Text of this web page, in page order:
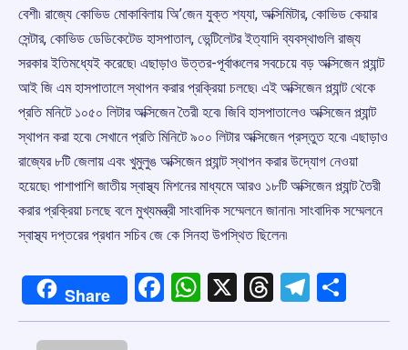
বেশী৷ রাজ্যে কোভিড মোকাবিলায় অি’জেন যুক্ত শয্যা, অক্সিমিটার, কোভিড কেয়ার
সেন্টার, কোভিড ডেডিকেটেড হাসপাতাল, ভেন্টিলেটর ইত্যাদি ব্যবস্থাগুলি রাজ্য
সরকার ইতিমধ্যেই করেছে৷ এছাড়াও উত্তর-পূর্বাঞ্চলের সবচেয়ে বড় অক্সিজেন প্ল্যান্ট
আই জি এম হাসপাতালে স্থাপন করার প্রক্রিয়া চলছে৷ এই অক্সিজেন প্ল্যান্ট থেকে
প্রতি মনিটে ১০৫০ লিটার অক্সিজেন তৈরী হবে৷ জিবি হাসপাতালেও অক্সিজেন প্ল্যান্ট
স্থাপন করা হবে৷ সেখানে প্রতি মিনিটে ৯০০ লিটার অক্সিজেন প্রস্তুত হবে৷ এছাড়াও
রাজ্যের ৮টি জেলায় এবং খুমুলুঙ অক্সিজেন প্ল্যান্ট স্থাপন করার উদ্যোগ নেওয়া
হয়েছে৷ পাশাপাশি জাতীয় স্বাস্থ্য মিশনের মাধ্যমে আরও ১৮টি অক্সিজেন প্ল্যান্ট তৈরী
করার প্রক্রিয়া চলছে বলে মুখ্যমন্ত্রী সাংবাদিক সম্মেলনে জানান৷ সাংবাদিক সম্মেলনে
স্বাস্থ্য দপ্তরের প্রধান সচিব জে কে সিনহা উপস্থিত ছিলেন৷
Share Facebook
WhatsApp
X Threads